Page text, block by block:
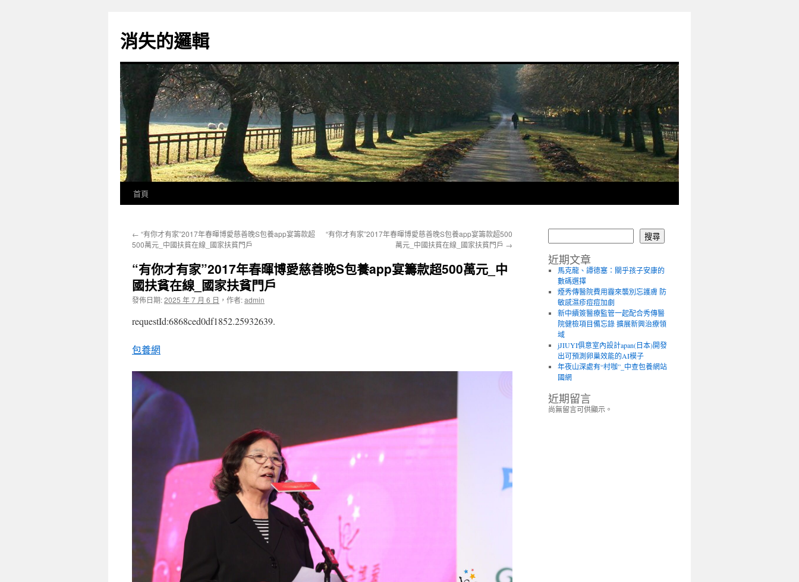
主
要
消失的邏輯
首頁
← “有你才有家”2017年春暉博愛慈善晚S包養app宴籌款超
500萬元_中國扶貧在線_國家扶貧門戶
“有你才有家”2017年春暉博愛慈善晚S包養app宴籌款超500
萬元_中國扶貧在線_國家扶貧門戶 →
“有你才有家”2017年春暉博愛慈善晚S包養app宴籌款超500萬元_中
國扶貧在線_國家扶貧門戶
發佈日期:2025 年 7 月 6 日 ， 作者:admin
requestId:6868ced0df1852.25932639.
包養網
搜尋
近期文章
馬克龍、譚德塞：關乎孩子安康的
數碼選擇
煙秀傳醫院費用霾來襲別忘護膚 防
敏感濕疹痘痘加劇
新中續簽醫療監管一起配合秀傳醫
院健檢項目備忘錄 擴展新興治療領
域
jJIUYI俱意室內設計apan(日本)開發
出可預測卵巢效能的AI模子
年夜山深處有“村咖”_中查包養網站
國網
近期留言
尚無留言可供顯示。